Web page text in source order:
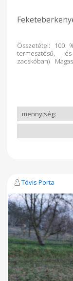
Összetétel: 100
termesztésű,
zacskóban)
Tövis Porta